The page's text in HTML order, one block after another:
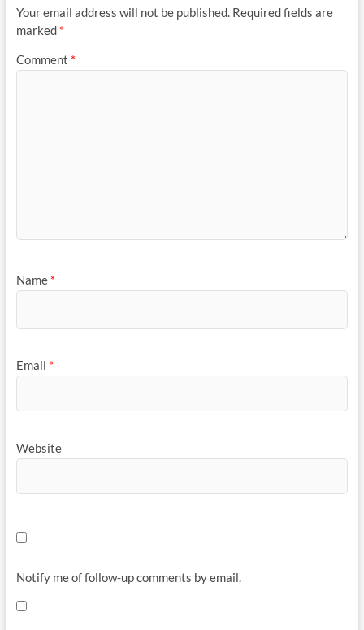
Your email address will not be published. Required fields are
marked *
Comment *
Name *
Email *
Website
Notify me of follow-up comments by email.